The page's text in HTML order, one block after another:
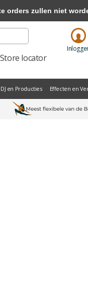
Store locator
DJ en Producties Effecten en
orders zullen niet